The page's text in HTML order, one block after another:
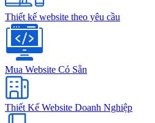
Thiết kế website theo yêu cầu
Mua Website Có Sẵn
Thiết Kế Website Doanh Nghiệp